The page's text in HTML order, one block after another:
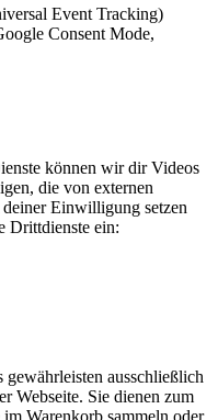
Event Tracking)
Consent Mode,
können wir dir Videos
die von externen
Einwilligung setzen
Drittdienste ein:
ausschließlich
Webseite. Sie dienen zum